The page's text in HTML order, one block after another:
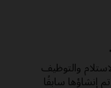
والتوظيف
إنشاؤها سابقًا